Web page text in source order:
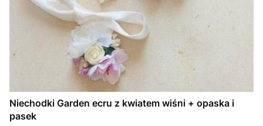
Niechodki Garden ecru z kwiatem wiśni + opaska i
pasek